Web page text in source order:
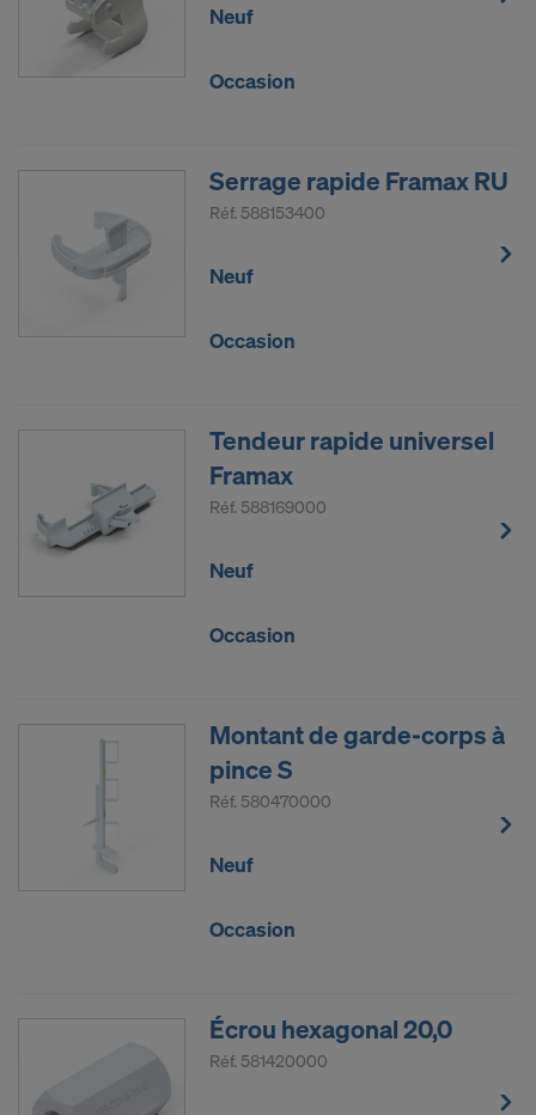
Neuf
Occasion
Serrage rapide Framax RU
Réf. 588153400
Neuf
Occasion
Tendeur rapide universel
Framax
Réf. 588169000
Neuf
Occasion
Montant de garde-corps à
pince S
Réf. 580470000
Neuf
Occasion
Écrou hexagonal 20,0
Réf. 581420000